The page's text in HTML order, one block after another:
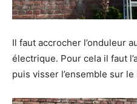
Il faut accrocher l’onduleur
électrique. Pour cela il faut
puis visser l’ensemble sur